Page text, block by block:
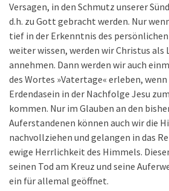
Versagen, in den Schmutz unserer
d.h. zu Gott gebracht werden. Nur
tief in der Erkenntnis des
weiter wissen, werden wir Christus
annehmen. Dann werden wir auch
des Wortes »Vatertage« erleben,
Erdendasein in der Nachfolge Jesu
kommen. Nur im Glauben an den
Auferstandenen können auch wir die
nachvollziehen und gelangen in das
ewige Herrlichkeit des Himmels.
seinen Tod am Kreuz und seine
ein für allemal geöffnet.